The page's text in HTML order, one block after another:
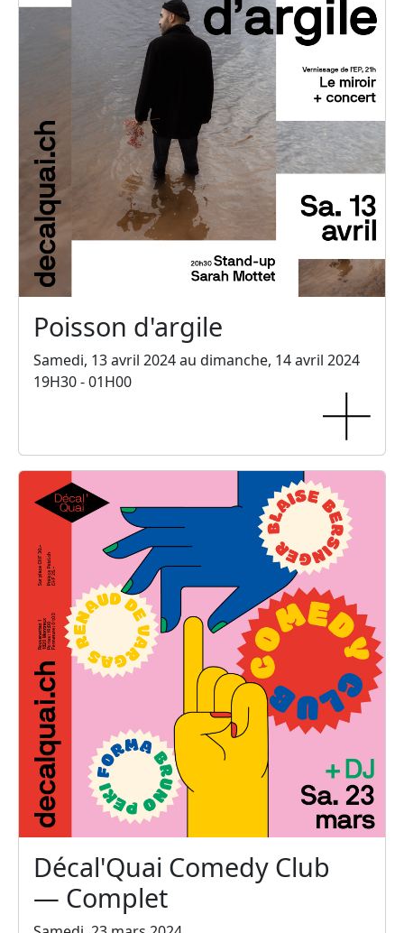
Poisson d'argile
Samedi, 13 avril 2024 au dimanche, 14 avril 2024
19H30 - 01H00
Décal'Quai Comedy Club
— Complet